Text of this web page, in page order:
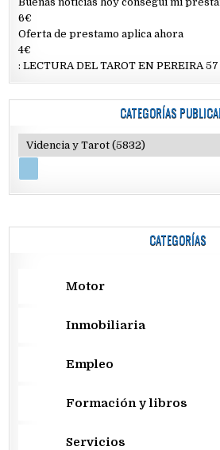
6€
Oferta de prestamo aplica ahora
4€
: LECTURA DEL TAROT EN PEREIRA
CATEGORÍAS
CATEGORÍAS
Motor
Inmobiliaria
Empleo
Formación y libros
Servicios